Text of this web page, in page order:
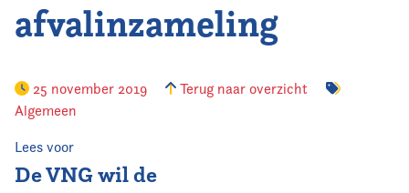
Nieuws
Kennis & Informatie
Vereniging
afvalinzameling
25 november 2019
Terug naar overzicht
Algemeen
Lees voor
De VNG wil de